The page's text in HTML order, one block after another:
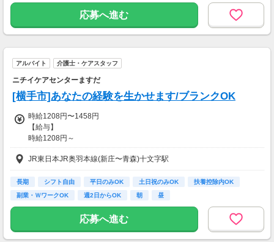
応募へ進む
アルバイト 介護士・ケアスタッフ
ニチイケアセンターますだ
[横手市]あなたの経験を生かせます/ブランクOK
時給1208円〜1458円
【給与】
時給1208円～
◆試用期間
有資格者：3ヶ月/雇用形態変更なし/給与変更なし
無資格者：3ヶ月/雇用形態変更なし/給与変更なし
【その他手当あり】
・各種資格手当(実践者研修、介護福祉士など)
JR東日本JR奥羽本線(新庄〜青森)十文字駅
長期 シフト自由 平日のみOK 土日祝のみOK
扶養控除内OK
副業・ＷワークOK
週2日からOK 朝 昼
応募へ進む